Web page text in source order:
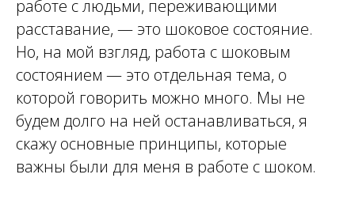
работе с людьми, переживающими
расставание, — это шоковое состояние.
Но, на мой взгляд, работа с шоковым
состоянием — это отдельная тема, о
которой говорить можно много. Мы не
будем долго на ней останавливаться, я
скажу основные принципы, которые
важны были для меня в работе с шоком.